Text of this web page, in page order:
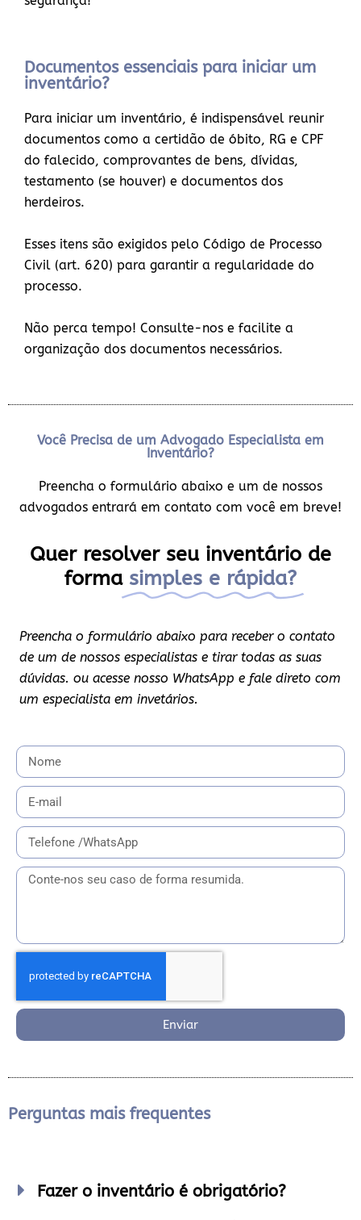
Documentos essenciais para iniciar um
inventário?
Para iniciar um inventário, é indispensável reunir
documentos como a certidão de óbito, RG e CPF
do falecido, comprovantes de bens, dívidas,
testamento (se houver) e documentos dos
herdeiros.
Esses itens são exigidos pelo Código de Processo
Civil (art. 620) para garantir a regularidade do
processo.
Não perca tempo! Consulte-nos e facilite a
organização dos documentos necessários.
Você Precisa de um Advogado Especialista em
Inventário?
Preencha o formulário abaixo e um de nossos
advogados entrará em contato com você em breve!
Quer resolver seu inventário de
forma simples e rápida?
Preencha o formulário abaixo para receber o contato
de um de nossos especialistas e tirar todas as suas
dúvidas. ou acesse nosso WhatsApp e fale direto com
um especialista em invetários.
Enviar
Perguntas mais frequentes
Fazer o inventário é obrigatório?